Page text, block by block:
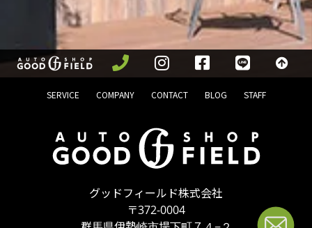
SERVICE COMPANY CONTACT BLOG STAFF
グッドフィールド株式会社
〒372-0004